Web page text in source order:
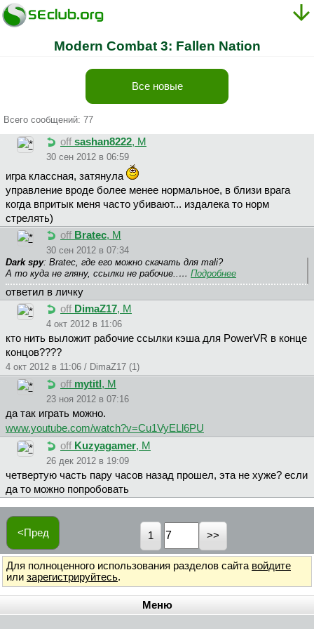
Modern Combat 3: Fallen Nation
Все новые
Всего сообщений: 77
off sashan8222, М
30 сен 2012 в 06:59
игра классная, затянула
управление вроде более менее нормальное, в близи врага
когда впритык меня часто убивают... издалека то норм
стрелять)
off Bratec, М
30 сен 2012 в 07:34
Dark spy: Bratec, где его можно скачать для mali?
А то куда не гляну, ссылки не рабочие..… Подробнее
ответил в личку
off DimaZ17, М
4 окт 2012 в 11:06
кто нить выложит рабочие ссылки кэша для PowerVR в конце
концов????
4 окт 2012 в 11:06 / DimaZ17 (1)
off mytitl , М
23 ноя 2012 в 07:16
да так играть можно.
www.youtube.com/watch?v=Cu1VyELl6PU
off Kuzyagamer, М
26 дек 2012 в 19:09
четвертую часть пару часов назад прошел, эта не хуже? если
да то можно попробовать
<Пред 1
Для полноценного использования разделов сайта войдите
или зарегистрируйтесь.
Меню